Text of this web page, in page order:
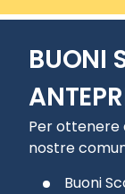
BUONI
Per ottenere
nostre
Buoni